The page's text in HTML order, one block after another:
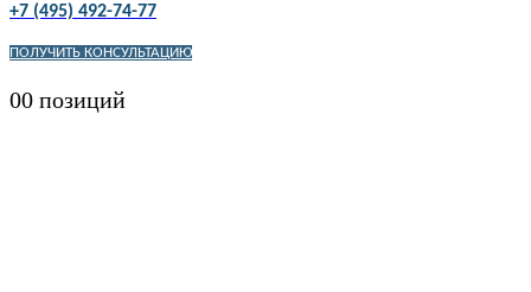
+7 (495) 492-74-77
ПОЛУЧИТЬ КОНСУЛЬТАЦИЮ
00 позиций